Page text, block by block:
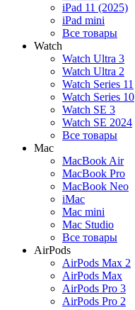
iPad 11 (2025)
iPad mini
Все товары
Watch
Watch Ultra 3
Watch Ultra 2
Watch Series 11
Watch Series 10
Watch SE 3
Watch SE 2024
Все товары
Mac
MacBook Air
MacBook Pro
MacBook Neo
iMac
Mac mini
Mac Studio
Все товары
AirPods
AirPods Max 2
AirPods Max
AirPods Pro 3
AirPods Pro 2